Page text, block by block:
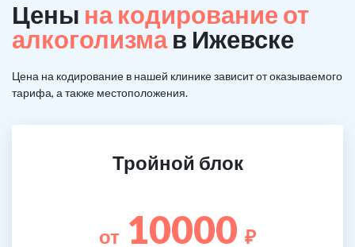
Цены на кодирование от
алкоголизмав Ижевске
Цена на кодирование в нашей клинике зависит от оказываемого
тарифа, а также местоположения.
Тройной блок
от 10000 ₽